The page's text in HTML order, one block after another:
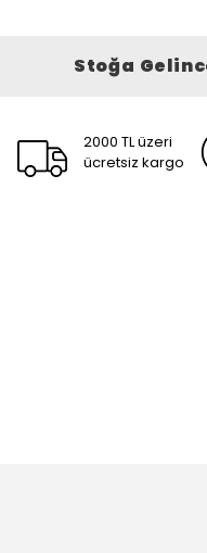
Stoğa
2000 TL üzeri
ücretsiz kargo